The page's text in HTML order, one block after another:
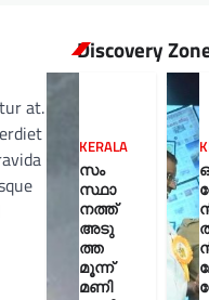
at.
Discovery
KERALA
സം
സ്ഥാ
നത്ത്
അടു
ത്ത
മൂന്ന്
മണി
KERALA